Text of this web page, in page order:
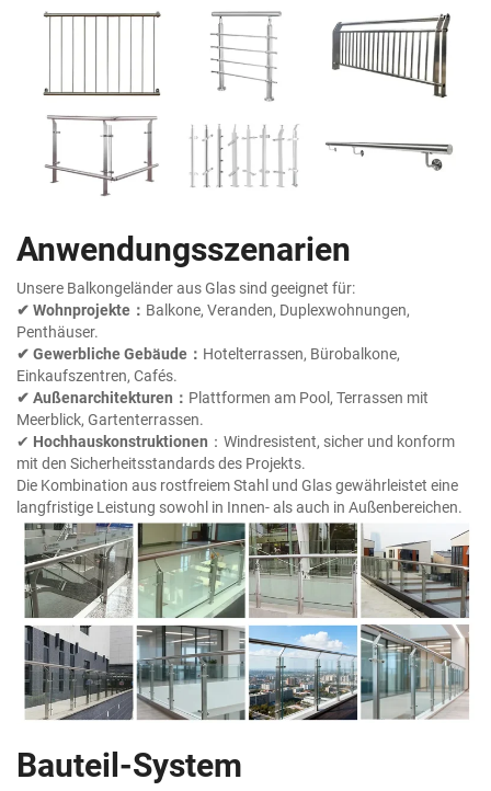
Anwendungsszenarien
Unsere Balkongeländer aus Glas sind geeignet für:
✔ Wohnprojekte： Balkone, Veranden, Duplexwohnungen,
Penthäuser.
✔ Gewerbliche Gebäude： Hotelterrassen, Bürobalkone,
Einkaufszentren, Cafés.
✔ Außenarchitekturen： Plattformen am Pool, Terrassen mit
Meerblick, Gartenterrassen.
✔ Hochhauskonstruktionen ：Windresistent, sicher und konform
mit den Sicherheitsstandards des Projekts.
Die Kombination aus rostfreiem Stahl und Glas gewährleistet eine
langfristige Leistung sowohl in Innen- als auch in Außenbereichen.
Bauteil-System